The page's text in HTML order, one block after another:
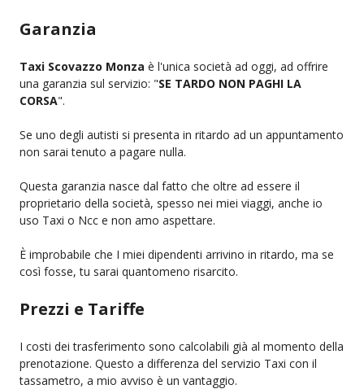
Garanzia
Taxi Scovazzo Monza è l'unica società ad oggi, ad offrire
una garanzia sul servizio: "SE TARDO NON PAGHI LA
CORSA".
Se uno degli autisti si presenta in ritardo ad un appuntamento
non sarai tenuto a pagare nulla.
Questa garanzia nasce dal fatto che oltre ad essere il
proprietario della società, spesso nei miei viaggi, anche io
uso Taxi o Ncc e non amo aspettare.
È improbabile che I miei dipendenti arrivino in ritardo, ma se
così fosse, tu sarai quantomeno risarcito.
Prezzi e Tariffe
I costi dei trasferimento sono calcolabili già al momento della
prenotazione. Questo a differenza del servizio Taxi con il
tassametro, a mio avviso è un vantaggio.